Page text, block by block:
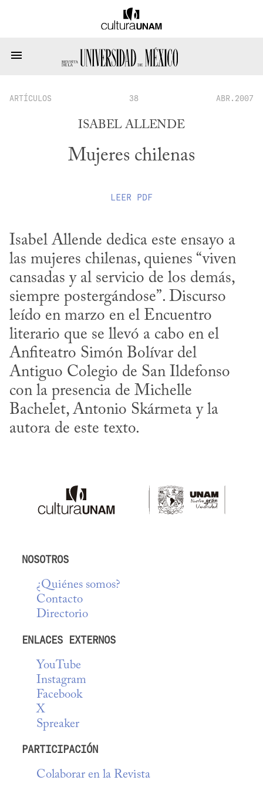
ARTÍCULOS 38 ABR.2007
ISABEL ALLENDE
Mujeres chilenas
LEER PDF
Isabel Allende dedica este ensayo a
las mujeres chilenas, quienes “viven
cansadas y al servicio de los demás,
siempre postergándose”. Discurso
leído en marzo en el Encuentro
literario que se llevó a cabo en el
Anfiteatro Simón Bolívar del
Antiguo Colegio de San Ildefonso
con la presencia de Michelle
Bachelet, Antonio Skármeta y la
autora de este texto.
NOSOTROS
¿Quiénes somos?
Contacto
Directorio
ENLACES EXTERNOS
YouTube
Instagram
Facebook
X
Spreaker
PARTICIPACIÓN
Colaborar en la Revista